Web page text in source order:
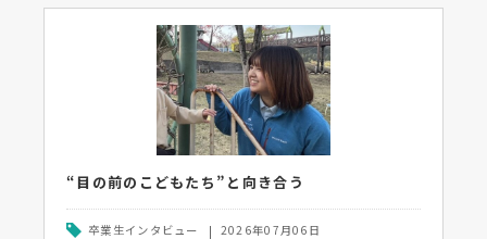
“目の前のこどもたち”と向き合う
卒業生インタビュー 2026年07月06日